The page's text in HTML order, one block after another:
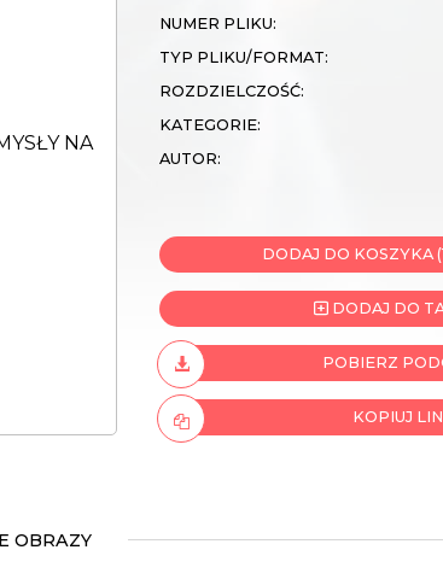
NUMER PLIKU:
TYP PLIKU/FORMAT:
ROZDZIELCZOŚĆ:
KATEGORIE:
AUTOR:
DODAJ DO KOSZYKA
DODAJ DO
POBIERZ
KOPIUJ
OBRAZY